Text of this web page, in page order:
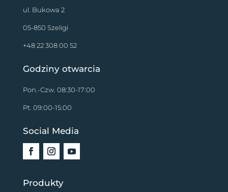
ul. Bukowa 2
05-850 Szeligi
+48 22 308 00 52
Godziny otwarcia
Pon.-Czw. 08:30-17:00
Pt. 09:00-15:00
Social Media
Produkty